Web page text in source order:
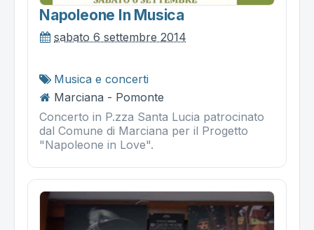
Napoleone In Musica
sabato 6 settembre 2014
Musica e concerti
Marciana - Pomonte
Concerto in P.zza Santa Lucia patrocinato
dal Comune di Marciana per il Progetto
"Napoleone in Love".